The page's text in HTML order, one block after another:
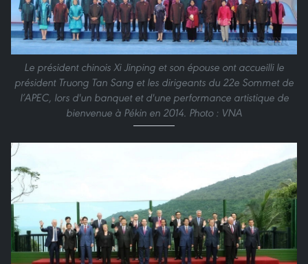
Le président chinois Xi Jinping et son épouse ont accueilli le
président Truong Tan Sang et les dirigeants du 22e Sommet de
l’APEC, lors d'un banquet et d'une performance artistique de
bienvenue à Pékin en 2014. Photo : VNA